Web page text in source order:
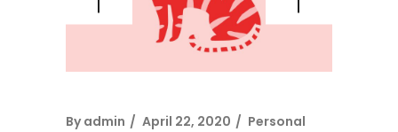
By admin April 22, 2020 Personal